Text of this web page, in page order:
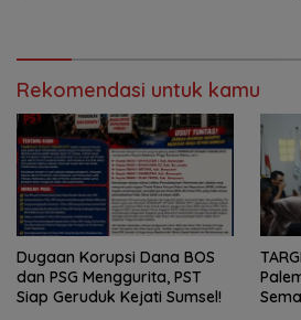
Rekomendasi untuk kamu
Dugaan Korupsi Dana BOS
dan PSG Menggurita, PST
Siap Geruduk Kejati Sumsel!